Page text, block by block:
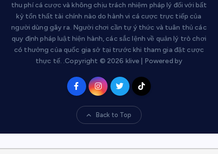
thu phí cá cược và không chịu trách nhiệm pháp lý đối với bất
kỳ tổn thất tài chính nào do hành vi cá cược trực tiếp của
người dùng gây ra. Người chơi cần tự ý thức và tuân thủ các
quy định pháp luật hiện hành, các sắc lệnh về quản lý trò chơi
có thưởng của quốc gia sở tại trước khi tham gia đặt cược
thực tế. .Copyright © 2026 klive | Powered by
Back to Top